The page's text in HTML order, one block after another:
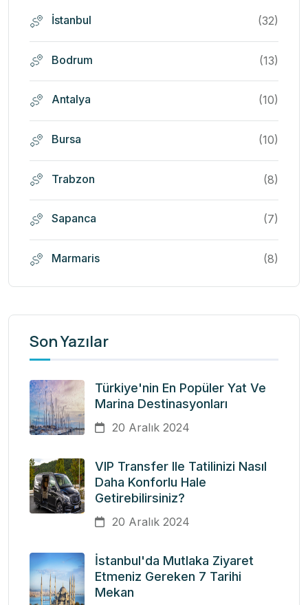
İstanbul (32)
Bodrum (13)
Antalya (10)
Bursa (10)
Trabzon (8)
Sapanca (7)
Marmaris (8)
Son Yazılar
Türkiye'nin En Popüler Yat Ve
Marina Destinasyonları
20 Aralık 2024
VIP Transfer Ile Tatilinizi Nasıl
Daha Konforlu Hale
Getirebilirsiniz?
20 Aralık 2024
İstanbul'da Mutlaka Ziyaret
Etmeniz Gereken 7 Tarihi
Mekan